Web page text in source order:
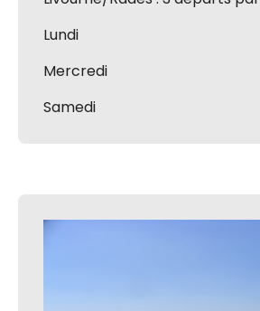
Lundi
Mercredi
Samedi